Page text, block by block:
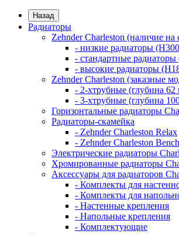
Назад
Радиаторы
Zehnder Charleston (наличие на
- низкие радиаторы
- стандартные
- высокие радиаторы
Zehnder Charleston (заказные
- 2-хтрубные (глубина
- 3-хтрубные (глубина
Горизонтальные радиаторы
Радиаторы-скамейка
- Zehnder Charleston Relax
- Zehnder Charleston Bench
Электрические радиаторы
Хромированные радиаторы
Аксессуары для радиаторов
- Комплекты для
- Комплекты для
- Настенные крепления
- Напольные крепления
- Комплектующие